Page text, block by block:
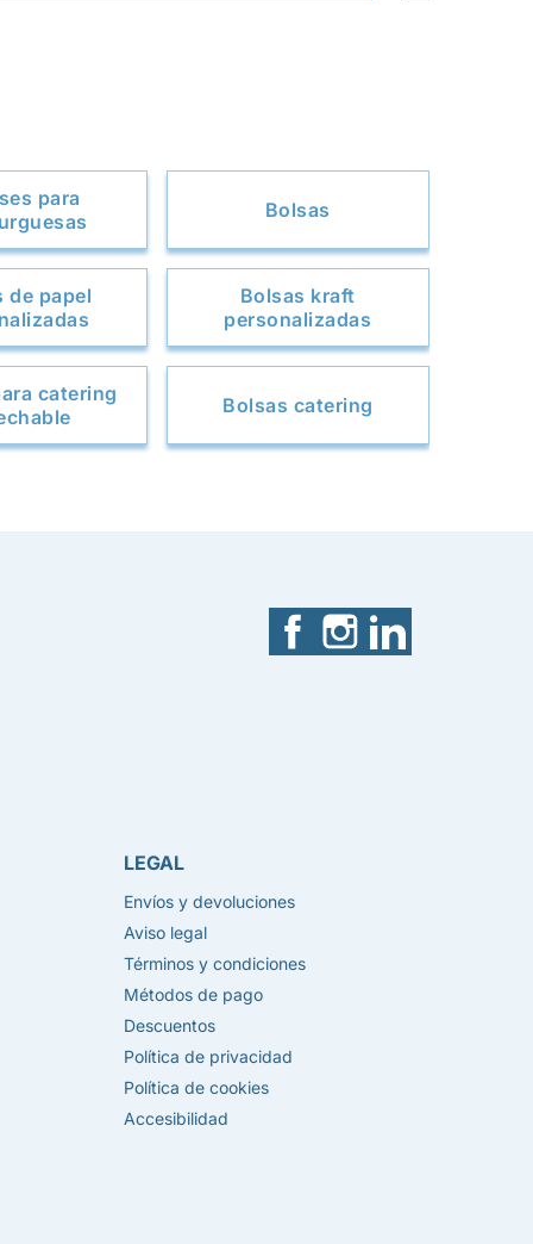
para
Bolsas
de papel
Bolsas kraft
personalizadas
catering
Bolsas catering
FacebookInstagram
LEGAL
Envíos y devoluciones
Aviso legal
Términos y condiciones
Métodos de pago
Descuentos
Política de privacidad
Política de cookies
Accesibilidad